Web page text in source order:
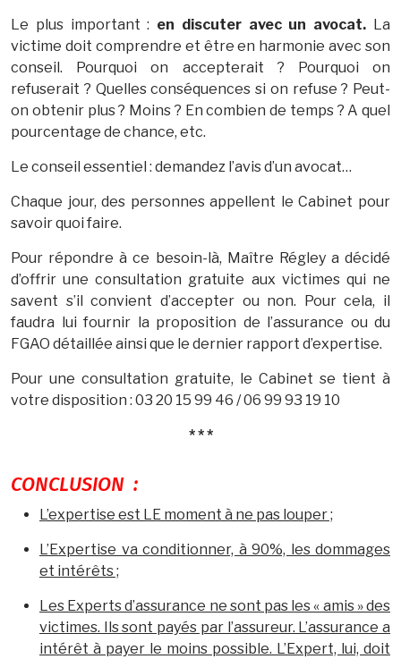
Le plus important : en discuter avec un avocat. La
victime doit comprendre et être en harmonie avec son
conseil. Pourquoi on accepterait ? Pourquoi on
refuserait ? Quelles conséquences si on refuse ? Peut-
on obtenir plus ? Moins ? En combien de temps ? A quel
pourcentage de chance, etc.
Le conseil essentiel : demandez l’avis d’un avocat…
Chaque jour, des personnes appellent le Cabinet pour
savoir quoi faire.
Pour répondre à ce besoin-là, Maître Régley a décidé
d’offrir une consultation gratuite aux victimes qui ne
savent s’il convient d’accepter ou non. Pour cela, il
faudra lui fournir la proposition de l’assurance ou du
FGAO détaillée ainsi que le dernier rapport d’expertise.
Pour une consultation gratuite, le Cabinet se tient à
votre disposition : 03 20 15 99 46 / 06 99 93 19 10
* * *
CONCLUSION :
L’expertise est LE moment à ne pas louper ;
L’Expertise va conditionner, à 90%, les dommages
et intérêts ;
Les Experts d’assurance ne sont pas les « amis » des
victimes. Ils sont payés par l’assureur. L’assurance a
intérêt à payer le moins possible. L’Expert, lui, doit